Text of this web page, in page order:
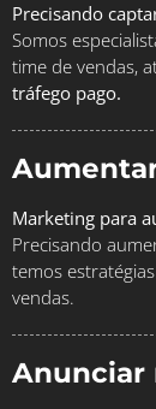
Precisando
Somos
time de vendas,
tráfego pago.
Marketing para
Precisando
temos
vendas.
Anunciar